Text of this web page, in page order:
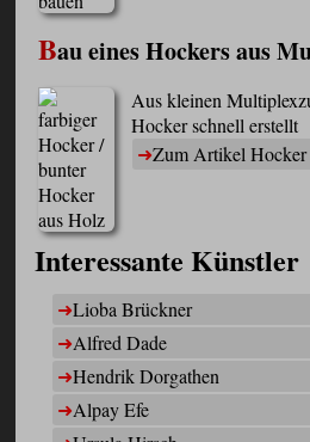
Bau eines Hockers aus
Aus kleinen
Hocker schnell erstellt
Zum Artikel Hocker
Interessante Künstler
Lioba Brückner
Alfred Dade
Hendrik Dorgathen
Alpay Efe